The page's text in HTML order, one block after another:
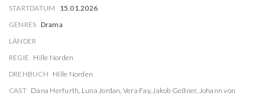
STARTDATUM
15.01.2026
GENRES Drama
LÄNDER
REGIE Hille Norden
DREHBUCH Hille Norden
CAST Dana Herfurth, Luna Jordan, Vera Fay,Jakob Geßner, Johann von